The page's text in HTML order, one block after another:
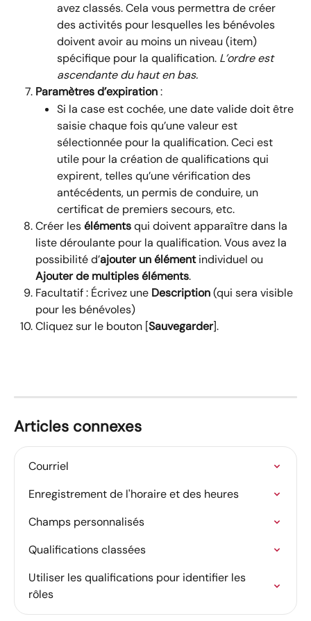
avez classés. Cela vous permettra de créer
des activités pour lesquelles les bénévoles
doivent avoir au moins un niveau (item)
spécifique pour la qualification. L’ordre est
ascendante du haut en bas.
Paramètres d’expiration :
Si la case est cochée, une date valide doit être
saisie chaque fois qu’une valeur est
sélectionnée pour la qualification. Ceci est
utile pour la création de qualifications qui
expirent, telles qu’une vérification des
antécédents, un permis de conduire, un
certificat de premiers secours, etc.
Créer les éléments qui doivent apparaître dans la
liste déroulante pour la qualification. Vous avez la
possibilité d’ajouter un élément individuel ou
Ajouter de multiples éléments.
Facultatif : Écrivez une Description (qui sera visible
pour les bénévoles)
Cliquez sur le bouton [Sauvegarder].
Articles connexes
Courriel
Enregistrement de l'horaire et des heures
Champs personnalisés
Qualifications classées
Utiliser les qualifications pour identifier les
rôles